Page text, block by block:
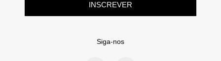
INSCREVER
Siga-nos